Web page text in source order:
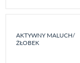
AKTYWNY MALUCH/
ŻŁOBEK